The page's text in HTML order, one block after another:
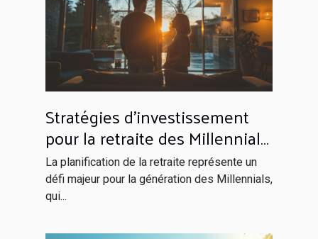
Stratégies d'investissement
pour la retraite des Millennials
en 2023 Tendance et
opportunités
La planification de la retraite représente un
défi majeur pour la génération des Millennials,
qui...